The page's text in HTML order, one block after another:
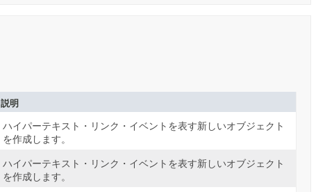
説明
ハイパーテキスト・リンク・イベントを表す新しいオブジェクト
を作成します。
ハイパーテキスト・リンク・イベントを表す新しいオブジェクト
を作成します。